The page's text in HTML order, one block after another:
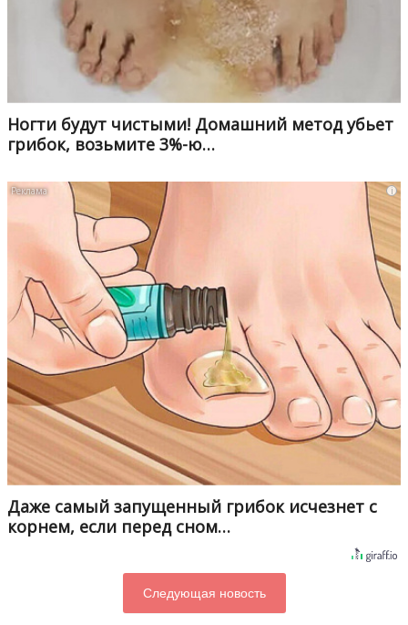
Ногти будут чистыми! Домашний метод убьет
грибок, возьмите 3%-ю…
i
Даже самый запущенный грибок исчезнет с
корнем, если перед сном…
Следующая новость